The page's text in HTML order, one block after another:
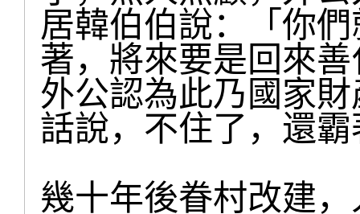
居韓伯伯說：「你
著，將來要是回來
外公認為此乃國家
話說，不住了，還
幾十年後眷村改建